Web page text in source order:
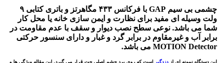
چشمی بی سیم GAP با فرکانس ۴۳۳ مگاهرتز و باتری کتابی ۹
ولت وسیله ای مفید برای نظارت و ایمن سازی خانه یا محل کار
شما می باشد. نوعی سطح نصب دیوار و سقف با عدم مقاومت در
برابر آب و غیرمقاوم در برابر گرد و غبار و دارای سنسور حرکتی
MOTION Detector می باشد.
این دستگاه نمونه ای ازدزدگیر
است که روی برد چشم اصلی چت قرار می گیرد. این مقاله ویژگی ها و